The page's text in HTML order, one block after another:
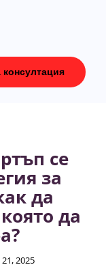
консултация
се
за
да
да
2025